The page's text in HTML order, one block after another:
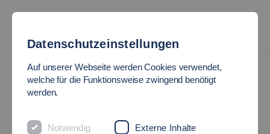
[HE INTERNATIONAL
TRAINING UND TEACHING
Datenschutzeinstellungen
Auf unserer Webseite werden Cookies verwendet,
welche für die Funktionsweise zwingend benötigt
werden.
Notwendig Externe Inhalte